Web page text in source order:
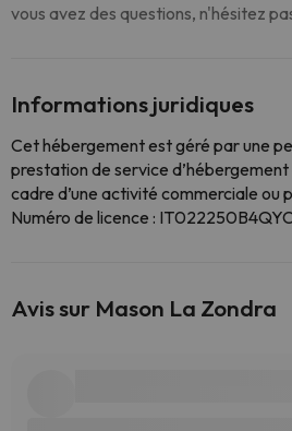
vous avez des questions, n'hésitez
Informations juridiques
Cet hébergement est géré par une
prestation de service
cadre d’une activité commerciale ou
Numéro de licence :
Avis sur Mason La Zondra